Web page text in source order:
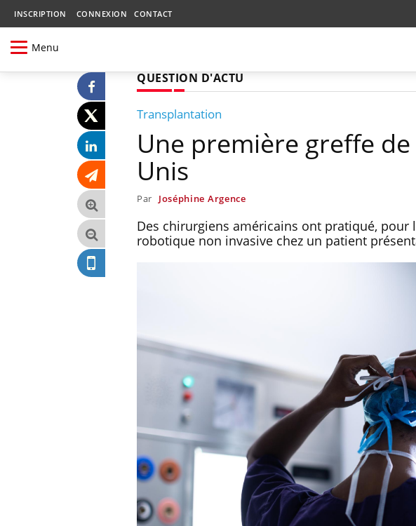
INSCRIPTION CONNEXION CONTACT
Menu
QUESTION D'ACTU
Transplantation
Une première greffe
Unis
Par Joséphine Argence
Des chirurgiens américains ont pratiqué,
robotique non invasive chez un patient